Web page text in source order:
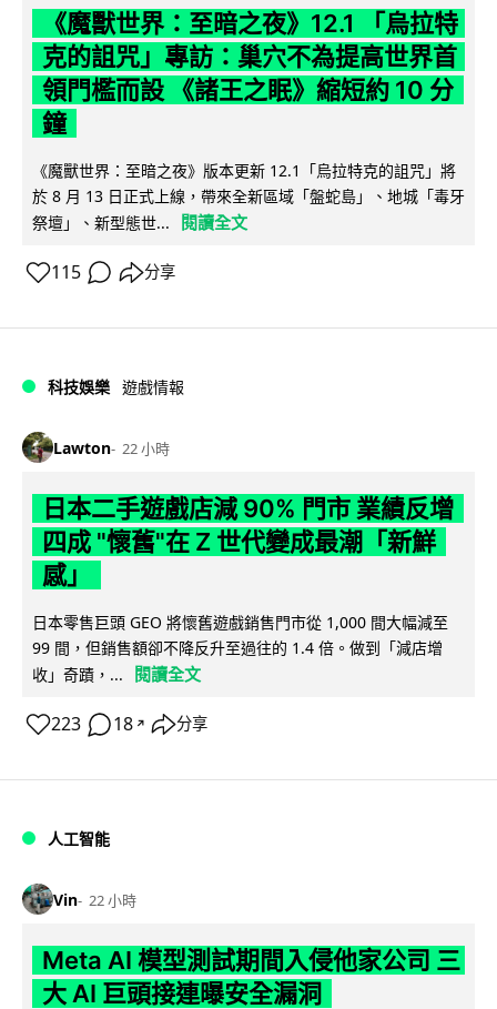
《魔獸世界：至暗之夜》12.1 「烏拉特
克的詛咒」專訪：巢穴不為提高世界首
領門檻而設 《諸王之眠》縮短約 10 分
鐘
《魔獸世界：至暗之夜》版本更新 12.1「烏拉特克的詛咒」將
於 8 月 13 日正式上線，帶來全新區域「盤蛇島」、地城「毒牙
祭壇」、新型態世...
閱讀全文
115 分享
科技娛樂 遊戲情報
Lawton 22 小時
日本二手遊戲店減 90% 門市 業績反增
四成 "懷舊"在 Z 世代變成最潮「新鮮
感」
日本零售巨頭 GEO 將懷舊遊戲銷售門市從 1,000 間大幅減至
99 間，但銷售額卻不降反升至過往的 1.4 倍。做到「減店增
收」奇蹟，...
閱讀全文
223 18 ↗ 分享
人工智能
Vin 22 小時
Meta AI 模型測試期間入侵他家公司 三
大 AI 巨頭接連曝安全漏洞